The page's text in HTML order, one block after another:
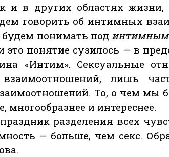
и в других областях
говорить об интимных
понимать под
это понятие сузилось — в
«Интим». Сексуальные
лишь
То, о чем мы
многообразнее и интереснее.
разделения всех
— больше, чем секс.